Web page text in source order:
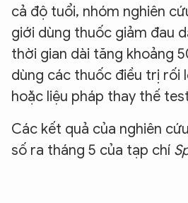
cả độ tuổi, nhóm nghiên
giới dùng thuốc giảm đau
thời gian dài tăng khoảng
dùng các thuốc điều trị rối
hoặc liệu pháp thay thế
Các kết quả của nghiên
số ra tháng 5 của tạp chí